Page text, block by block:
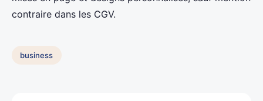
contraire dans les CGV.
business